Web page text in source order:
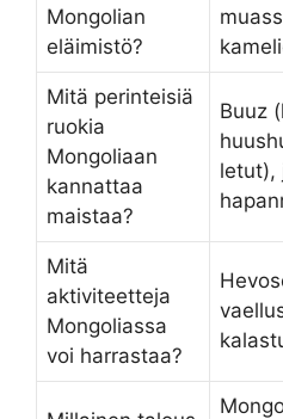
Mongolian
eläimistö?
Mitä perinteisiä
ruokia
Mongoliaan
kannattaa
maistaa?
Buuz
letut),
Mitä
aktiviteetteja
Mongoliassa
voi harrastaa?